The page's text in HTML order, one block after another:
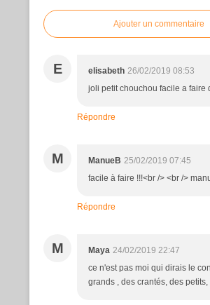
Ajouter un commentaire
E elisabeth 26/02/2019 08:53
joli petit chouchou facile a faire
Répondre
M ManueB 25/02/2019 07:45
facile à faire !!!<br /> <br />
Répondre
M Maya 24/02/2019 22:47
ce n'est pas moi qui dirais le
grands , des crantés, des